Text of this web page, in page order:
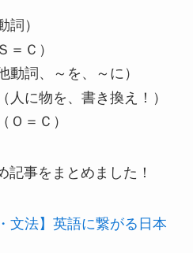
詞）
＝Ｃ）
動詞、～を、～に）
人に物を、書き換え！）
Ｏ＝Ｃ）
記事をまとめました！
文法】英語に繋がる日本